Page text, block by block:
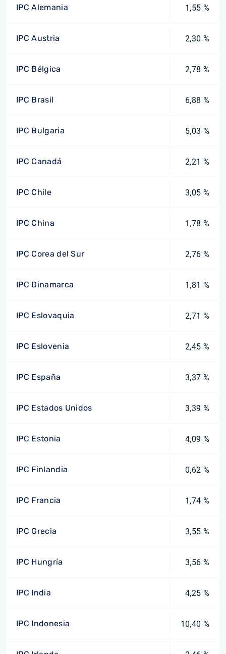
IPC Alemania 1,55 %
IPC Austria 2,30 %
IPC Bélgica 2,78 %
IPC Brasil 6,88 %
IPC Bulgaria 5,03 %
IPC Canadá 2,21 %
IPC Chile 3,05 %
IPC China 1,78 %
IPC Corea del Sur 2,76 %
IPC Dinamarca 1,81 %
IPC Eslovaquia 2,71 %
IPC Eslovenia 2,45 %
IPC España 3,37 %
IPC Estados Unidos 3,39 %
IPC Estonia 4,09 %
IPC Finlandia 0,62 %
IPC Francia 1,74 %
IPC Grecia 3,55 %
IPC Hungría 3,56 %
IPC India 4,25 %
IPC Indonesia 10,40 %